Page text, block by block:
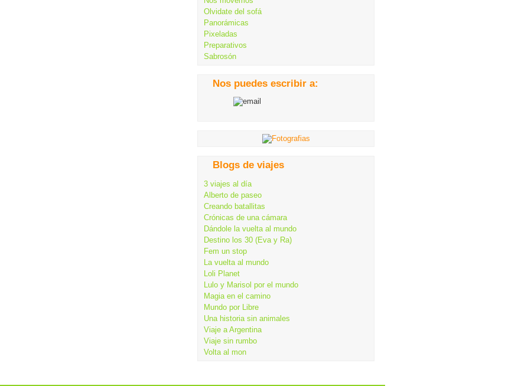
Olvidate del sofá
Panorámicas
Pixeladas
Preparativos
Sabrosón
Nos puedes escribir a:
Blogs de viajes
3 viajes al día
Alberto de paseo
Creando batallitas
Crónicas de una cámara
Dándole la vuelta al mundo
Destino los 30 (Eva y Ra)
Fem un stop
La vuelta al mundo
Loli Planet
Lulo y Marisol por el mundo
Magia en el camino
Mundo por Libre
Una historia sin animales
Viaje a Argentina
Viaje sin rumbo
Volta al mon